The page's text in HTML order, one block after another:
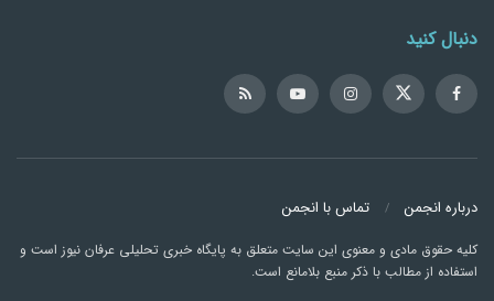
دنبال کنید
درباره انجمن تماس با انجمن
کلیه حقوق مادی و معنوی این سایت متعلق به پایگاه خبری تحلیلی عرفان نیوز است و
استفاده از مطالب با ذکر منبع بلامانع است.